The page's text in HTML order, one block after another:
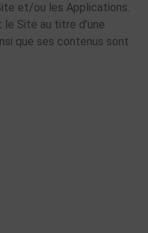
et/ou les Applications.
Site au titre d’une
que ses contenus sont